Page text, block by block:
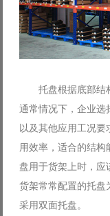
托盘根据底部结构
通常情况下，企业选
以及其他应用工况
用效率，适合的结
盘用于货架上时，应
货架常常配置的托盘
采用双面托盘。